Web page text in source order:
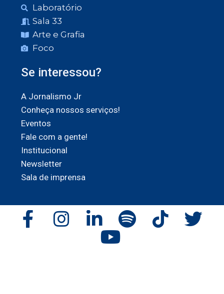
Laboratório
Sala 33
Arte e Grafia
Foco
Se interessou?
A Jornalismo Jr
Conheça nossos serviços!
Eventos
Fale com a gente!
Institucional
Newsletter
Sala de imprensa